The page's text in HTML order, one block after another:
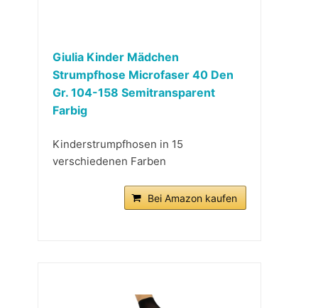
Giulia Kinder Mädchen
Strumpfhose Microfaser 40 Den
Gr. 104-158 Semitransparent
Farbig
Kinderstrumpfhosen in 15
verschiedenen Farben
Bei Amazon kaufen